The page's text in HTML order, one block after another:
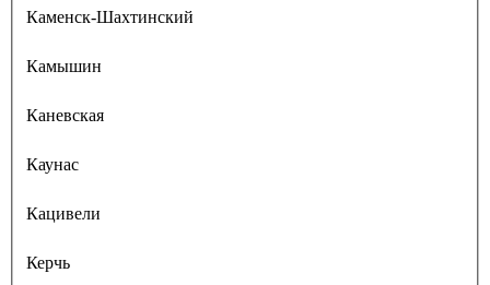
Каменск-Шахтинский
Камышин
Каневская
Каунас
Кацивели
Керчь